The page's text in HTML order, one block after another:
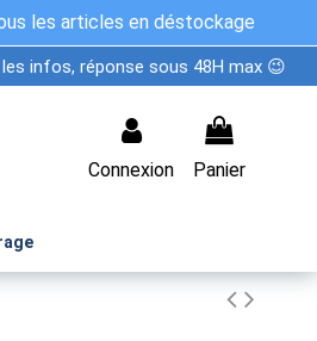
les articles en déstockage
infos, réponse sous 48H max 😉
Connexion Panier